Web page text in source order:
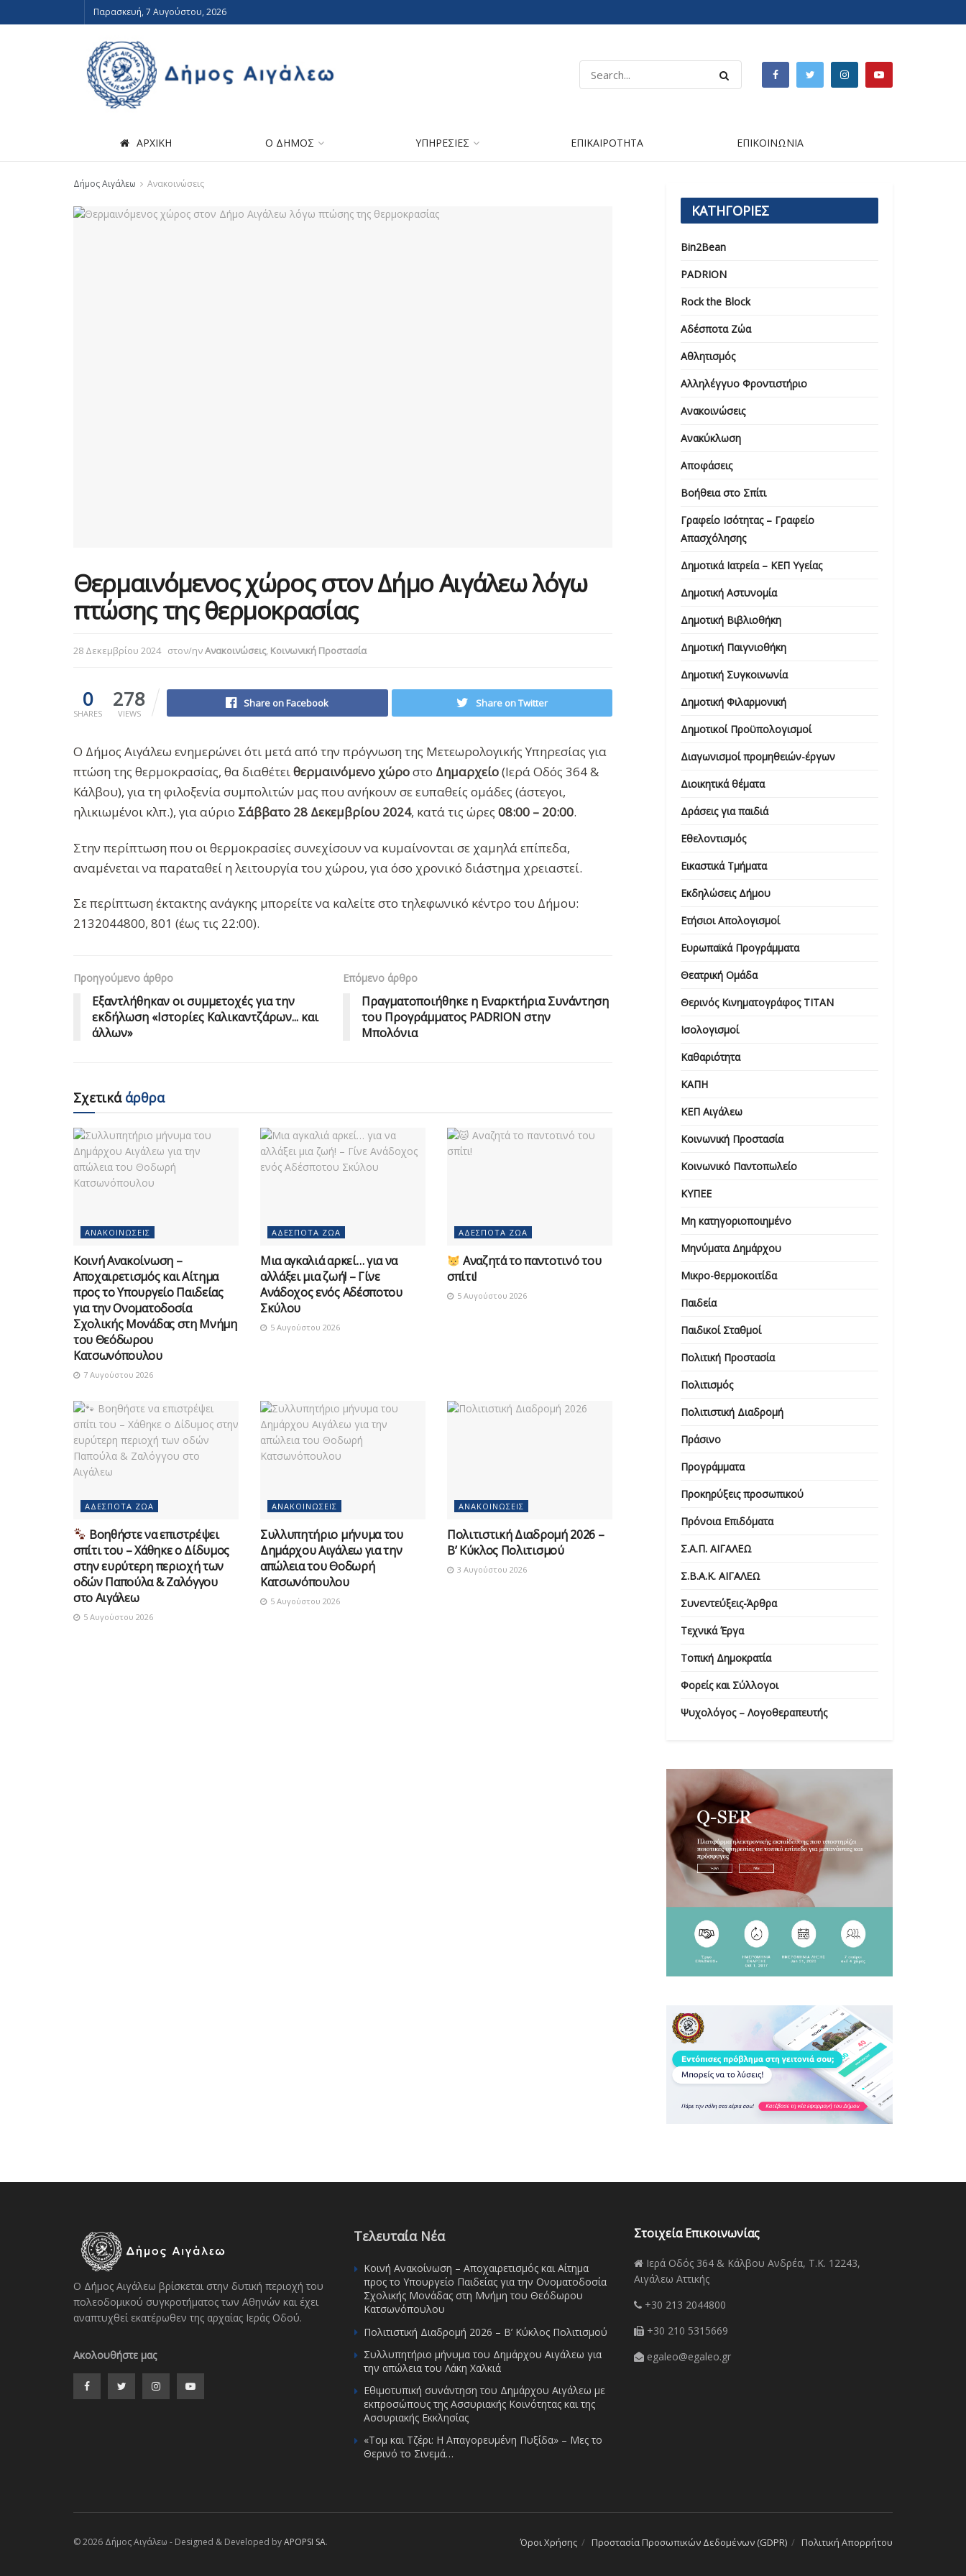
Παρασκευή, 7 Αυγούστου, 2026
ΑΡΧΙΚΗ Ο ΔΗΜΟΣ ΥΠΗΡΕΣΙΕΣ ΕΠΙΚΑΙΡΟΤΗΤΑ ΕΠΙΚΟΙΝΩΝΙΑ
Δήμος Αιγάλεω Ανακοινώσεις
Θερμαινόμενος χώρος στον Δήμο Αιγάλεω λόγω
πτώσης της θερμοκρασίας
28 Δεκεμβρίου 2024 στον/ηνΑνακοινώσεις, Κοινωνική Προστασία
0
SHARES
278
VIEWS
Share on Facebook Share on Twitter
Ο Δήμος Αιγάλεω ενημερώνει ότι μετά από την πρόγνωση της Μετεωρολογικής Υπηρεσίας για
πτώση της θερμοκρασίας, θα διαθέτειθερμαινόμενο χώροστο Δημαρχείο(Ιερά Οδός 364 &
Κάλβου), για τη φιλοξενία συμπολιτών μας που ανήκουν σε ευπαθείς ομάδες (άστεγοι,
ηλικιωμένοι κλπ.), για αύριο Σάββατο 28 Δεκεμβρίου 2024, κατά τις ώρες 08:00 – 20:00.
Στην περίπτωση που οι θερμοκρασίες συνεχίσουν να κυμαίνονται σε χαμηλά επίπεδα,
αναμένεται να παραταθεί η λειτουργία του χώρου, για όσο χρονικό διάστημα χρειαστεί.
Σε περίπτωση έκτακτης ανάγκης μπορείτε να καλείτε στο τηλεφωνικό κέντρο του Δήμου:
2132044800, 801 (έως τις 22:00).
Προηγούμενο άρθρο
Εξαντλήθηκαν οι συμμετοχές για την
εκδήλωση «Ιστορίες Καλικαντζάρων... και
άλλων»
Επόμενο άρθρο
Πραγματοποιήθηκε η Εναρκτήρια Συνάντηση
του Προγράμματος PADRION στην
Μπολόνια
Σχετικάάρθρα
ΑΝΑΚΟΙΝΏΣΕΙΣ
Κοινή Ανακοίνωση –
Αποχαιρετισμός και Αίτημα
προς το Υπουργείο Παιδείας
για την Ονοματοδοσία
Σχολικής Μονάδας στη Μνήμη
του Θεόδωρου
Κατσωνόπουλου
7 Αυγούστου 2026
ΑΔΈΣΠΟΤΑ ΖΏΑ
Μια αγκαλιά αρκεί… για να
αλλάξει μια ζωή! – Γίνε
Ανάδοχος ενός Αδέσποτου
Σκύλου
5 Αυγούστου 2026
ΑΔΈΣΠΟΤΑ ΖΏΑ
Αναζητά το παντοτινό του
σπίτι!
5 Αυγούστου 2026
ΑΔΈΣΠΟΤΑ ΖΏΑ
Βοηθήστε να επιστρέψει
σπίτι του – Χάθηκε ο Δίδυμος
στην ευρύτερη περιοχή των
οδών Παπούλα & Ζαλόγγου
στο Αιγάλεω
5 Αυγούστου 2026
ΑΝΑΚΟΙΝΏΣΕΙΣ
Συλλυπητήριο μήνυμα του
Δημάρχου Αιγάλεω για την
απώλεια του Θοδωρή
Κατσωνόπουλου
5 Αυγούστου 2026
ΑΝΑΚΟΙΝΏΣΕΙΣ
Πολιτιστική Διαδρομή 2026 –
Β’ Κύκλος Πολιτισμού
3 Αυγούστου 2026
ΚΑΤΗΓΟΡΙΕΣ
Bin2Bean
PADRION
Rock the Block
Αδέσποτα Ζώα
Αθλητισμός
Αλληλέγγυο Φροντιστήριο
Ανακοινώσεις
Ανακύκλωση
Αποφάσεις
Βοήθεια στο Σπίτι
Γραφείο Ισότητας – Γραφείο
Απασχόλησης
Δημοτικά Ιατρεία – ΚΕΠ Υγείας
Δημοτική Αστυνομία
Δημοτική Βιβλιοθήκη
Δημοτική Παιγνιοθήκη
Δημοτική Συγκοινωνία
Δημοτική Φιλαρμονική
Δημοτικοί Προϋπολογισμοί
Διαγωνισμοί προμηθειών-έργων
Διοικητικά θέματα
Δράσεις για παιδιά
Εθελοντισμός
Εικαστικά Τμήματα
Εκδηλώσεις Δήμου
Ετήσιοι Απολογισμοί
Ευρωπαϊκά Προγράμματα
Θεατρική Ομάδα
Θερινός Κινηματογράφος ΤΙΤΑΝ
Ισολογισμοί
Καθαριότητα
ΚΑΠΗ
ΚΕΠ Αιγάλεω
Κοινωνική Προστασία
Κοινωνικό Παντοπωλείο
ΚΥΠΕΕ
Μη κατηγοριοποιημένο
Μηνύματα Δημάρχου
Μικρο-θερμοκοιτίδα
Παιδεία
Παιδικοί Σταθμοί
Πολιτική Προστασία
Πολιτισμός
Πολιτιστική Διαδρομή
Πράσινο
Προγράμματα
Προκηρύξεις προσωπικού
Πρόνοια Επιδόματα
Σ.Α.Π. ΑΙΓΑΛΕΩ
Σ.Β.Α.Κ. ΑΙΓΑΛΕΩ
Συνεντεύξεις-Άρθρα
Τεχνικά Έργα
Τοπική Δημοκρατία
Φορείς και Σύλλογοι
Ψυχολόγος – Λογοθεραπευτής
Ο Δήμος Αιγάλεω βρίσκεται στην δυτική περιοχή του
πολεοδομικού συγκροτήματος των Αθηνών και έχει
αναπτυχθεί εκατέρωθεν της αρχαίας Ιεράς Οδού.
Ακολουθήστε μας
Τελευταία Νέα
Κοινή Ανακοίνωση – Αποχαιρετισμός και Αίτημα
προς το Υπουργείο Παιδείας για την Ονοματοδοσία
Σχολικής Μονάδας στη Μνήμη του Θεόδωρου
Κατσωνόπουλου
Πολιτιστική Διαδρομή 2026 – Β’ Κύκλος Πολιτισμού
Συλλυπητήριο μήνυμα του Δημάρχου Αιγάλεω για
την απώλεια του Λάκη Χαλκιά
Εθιμοτυπική συνάντηση του Δημάρχου Αιγάλεω με
εκπροσώπους της Ασσυριακής Κοινότητας και της
Ασσυριακής Εκκλησίας
«Τομ και Τζέρι: Η Απαγορευμένη Πυξίδα» – Μες το
Θερινό το Σινεμά…
Στοιχεία Επικοινωνίας
Ιερά Οδός 364 & Κάλβου Ανδρέα, Τ.Κ. 12243,
Αιγάλεω Αττικής
+30 213 2044800
+30 210 5315669
egaleo@egaleo.gr
Όροι Χρήσης Προστασία Προσωπικών Δεδομένων (GDPR) Πολιτική Απορρήτου
© 2026 Δήμος Αιγάλεω - Designed & Developed byAPOPSI SA.